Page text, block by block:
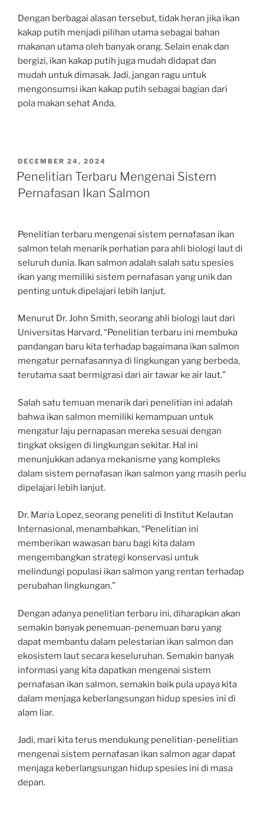
Dengan berbagai alasan tersebut, tidak heran jika ikan
kakap putih menjadi pilihan utama sebagai bahan
makanan utama oleh banyak orang. Selain enak dan
bergizi, ikan kakap putih juga mudah didapat dan
mudah untuk dimasak. Jadi, jangan ragu untuk
mengonsumsi ikan kakap putih sebagai bagian dari
pola makan sehat Anda.
POSTED
ON
DECEMBER 24, 2024
Penelitian Terbaru Mengenai Sistem
Pernafasan Ikan Salmon
Penelitian terbaru mengenai sistem pernafasan ikan
salmon telah menarik perhatian para ahli biologi laut di
seluruh dunia. Ikan salmon adalah salah satu spesies
ikan yang memiliki sistem pernafasan yang unik dan
penting untuk dipelajari lebih lanjut.
Menurut Dr. John Smith, seorang ahli biologi laut dari
Universitas Harvard, “Penelitian terbaru ini membuka
pandangan baru kita terhadap bagaimana ikan salmon
mengatur pernafasannya di lingkungan yang berbeda,
terutama saat bermigrasi dari air tawar ke air laut.”
Salah satu temuan menarik dari penelitian ini adalah
bahwa ikan salmon memiliki kemampuan untuk
mengatur laju pernapasan mereka sesuai dengan
tingkat oksigen di lingkungan sekitar. Hal ini
menunjukkan adanya mekanisme yang kompleks
dalam sistem pernafasan ikan salmon yang masih perlu
dipelajari lebih lanjut.
Dr. Maria Lopez, seorang peneliti di Institut Kelautan
Internasional, menambahkan, “Penelitian ini
memberikan wawasan baru bagi kita dalam
mengembangkan strategi konservasi untuk
melindungi populasi ikan salmon yang rentan terhadap
perubahan lingkungan.”
Dengan adanya penelitian terbaru ini, diharapkan akan
semakin banyak penemuan-penemuan baru yang
dapat membantu dalam pelestarian ikan salmon dan
ekosistem laut secara keseluruhan. Semakin banyak
informasi yang kita dapatkan mengenai sistem
pernafasan ikan salmon, semakin baik pula upaya kita
dalam menjaga keberlangsungan hidup spesies ini di
alam liar.
Jadi, mari kita terus mendukung penelitian-penelitian
mengenai sistem pernafasan ikan salmon agar dapat
menjaga keberlangsungan hidup spesies ini di masa
depan.